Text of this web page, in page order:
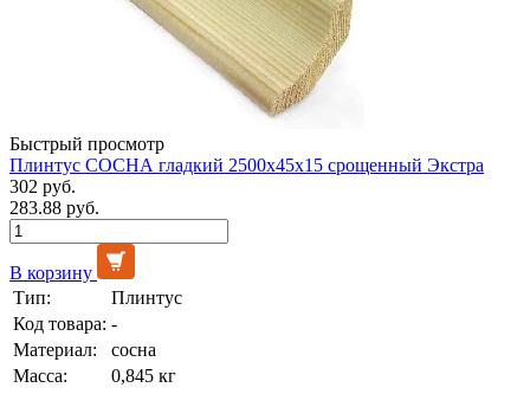
Быстрый просмотр
Плинтус СОСНА гладкий 2500х45х15 срощенный Экстра
302 руб.
283.88 руб.
В корзину
Тип:
Плинтус
Код товара: -
Материал:
сосна
Масса:
0,845 кг